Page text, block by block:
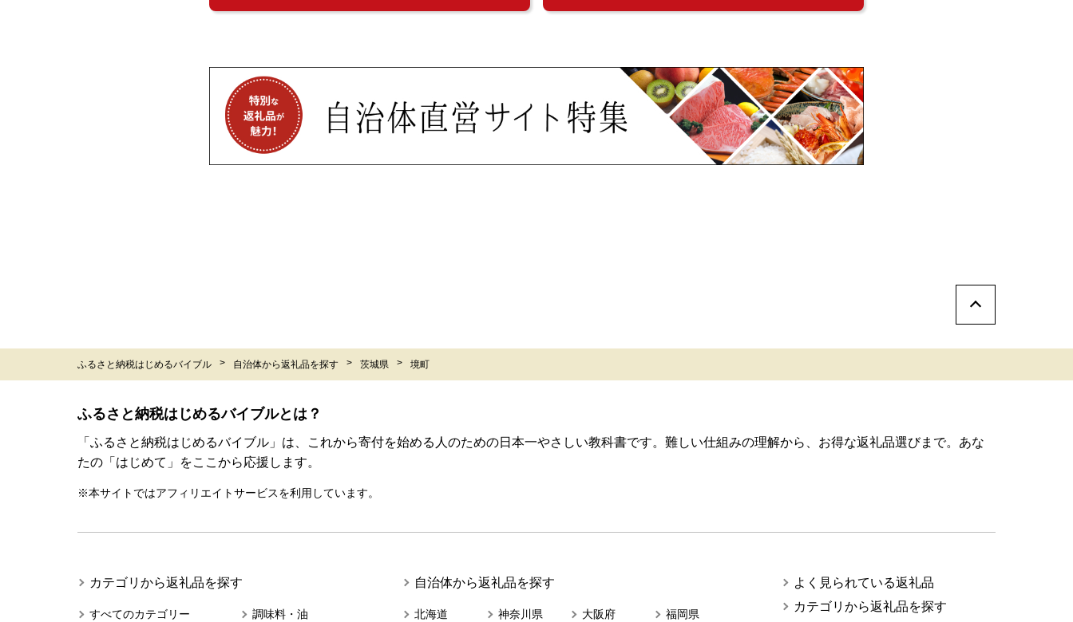
ふるさと納税はじめるバイブル 自治体から返礼品を探す 茨城県 境町
ふるさと納税はじめるバイブルとは？
「ふるさと納税はじめるバイブル」は、これから寄付を始める人のための日本一やさしい教科書です。難しい仕組みの理解から、お得な返礼品選びまで。あな
たの「はじめて」をここから応援します。
※本サイトではアフィリエイトサービスを利用しています。
カテゴリから返礼品を探す
すべてのカテゴリー 調味料・油
自治体から返礼品を探す
北海道 神奈川県 大阪府 福岡県
よく見られている返礼品
カテゴリから返礼品を探す